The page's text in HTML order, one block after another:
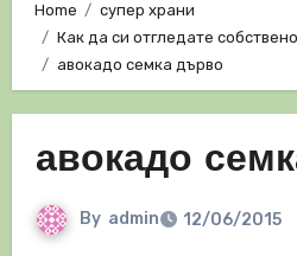
Home
супер храни
Как да си отгледате
авокадо семка дърво
авокадо
By admin 12/06/2015